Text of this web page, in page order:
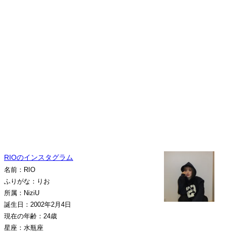
RIOのインスタグラム
名前：RIO
ふりがな：りお
所属：NiziU
誕生日：2002年2月4日
現在の年齢：24歳
星座：水瓶座